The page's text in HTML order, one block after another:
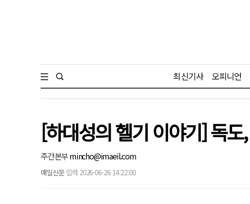
최신기사 오피니언
[하대성의 헬기 이야기] 독
주간본부mincho@imaeil.com
매일신문 입력 2026-06-26 14:22:00